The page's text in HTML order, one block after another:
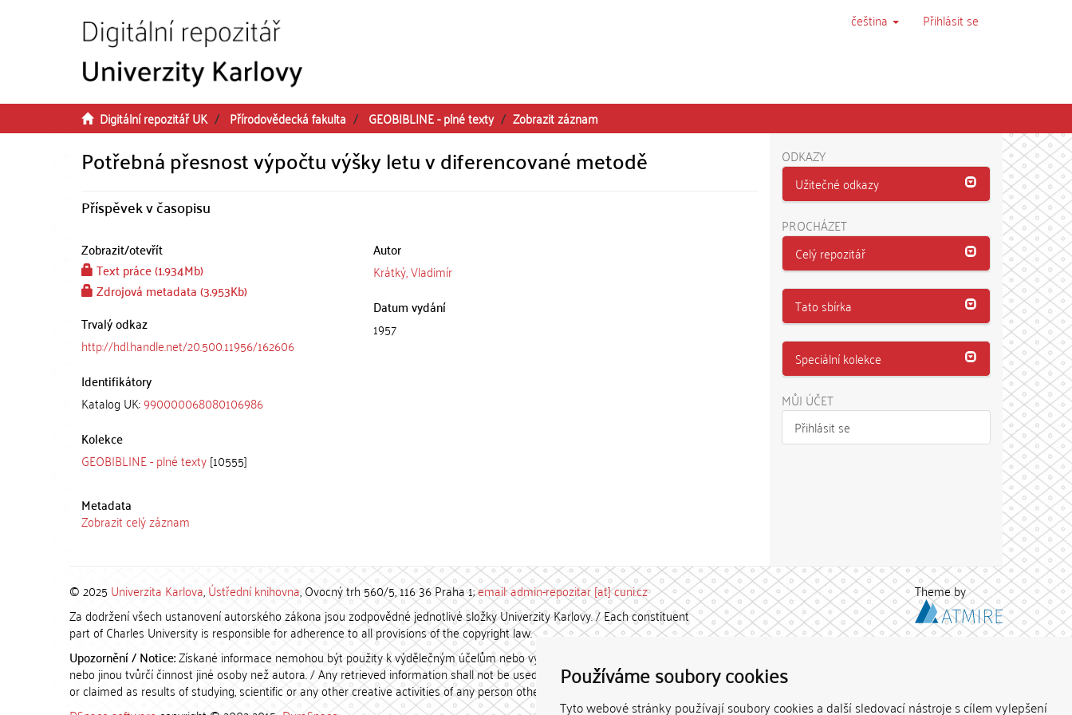
Používáme soubory cookies
Tyto webové stránky používají soubory cookies a další sledovací nástroje s cílem vylepšení
čeština Přihlásit se
Digitální repozitář UK Přírodovědecká fakulta GEOBIBLINE - plné texty Zobrazit záznam
Potřebná přesnost výpočtu výšky letu v diferencované metodě
Příspěvek v časopisu
Zobrazit/otevřít
Text práce (1.934Mb)
Zdrojová metadata (3.953Kb)
Trvalý odkaz
http://hdl.handle.net/20.500.11956/162606
Identifikátory
Katalog UK:990000068080106986
Kolekce
GEOBIBLINE - plné texty[10555]
Autor
Krátký, Vladimír
Datum vydání
1957
Metadata
Zobrazit celý záznam
ODKAZY
Užitečné odkazy
PROCHÁZET
Celý repozitář
Tato sbírka
Speciální kolekce
MŮJ ÚČET
Přihlásit se
© 2025 Univerzita Karlova,Ústřední knihovna, Ovocný trh 560/5, 116 36 Praha 1;email: admin-repozitar [at] cuni.cz
Za dodržení všech ustanovení autorského zákona jsou zodpovědné jednotlivé složky Univerzity Karlovy. / Each constituent
part of Charles University is responsible for adherence to all provisions of the copyright law.
Upozornění / Notice:Získané informace nemohou být použity k výdělečným účelům nebo vydávány za studijní, vědeckou
nebo jinou tvůrčí činnost jiné osoby než autora. / Any retrieved information shall not be used for any commercial purposes
or claimed as results of studying, scientific or any other creative activities of any person other than the author.
Theme by